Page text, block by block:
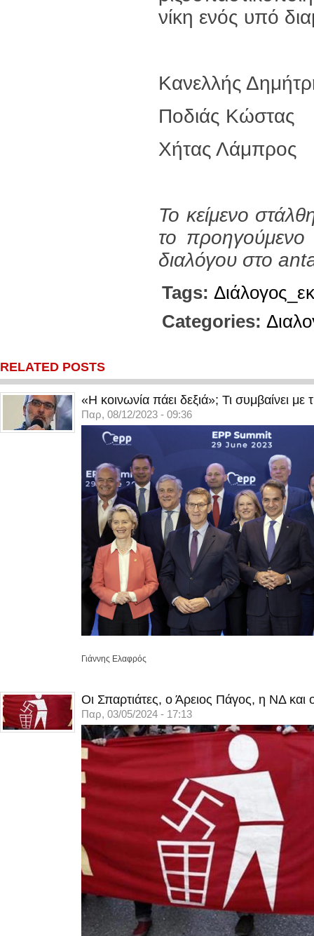
νίκη ενός υπό
Κανελλής
Ποδιάς Κώστας
Χήτας Λάμπρος
Το κείμενο
το
διαλόγου στο
Tags:
Categories:
RELATED POSTS
«Η κοινωνία πάει δεξιά»; Τι συμβαίνει
Παρ, 08/12/2023 - 09:36
Γιάννης Ελαφρός
Οι Σπαρτιάτες, ο Άρειος Πάγος, η ΝΔ
Παρ, 03/05/2024 - 17:13